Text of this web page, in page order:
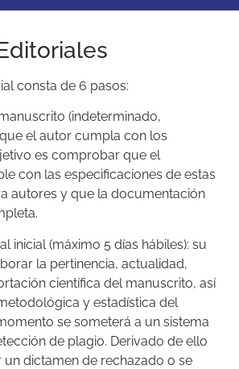
consta de 6 pasos:
(indeterminado,
el autor cumpla con los
es comprobar que el
con las especificaciones de estas
autores y que la documentación
inicial (máximo 5 días hábiles): su
la pertinencia, actualidad,
científica del manuscrito, así
y estadística del
se someterá a un sistema
de plagio. Derivado de ello
dictamen de rechazado o se